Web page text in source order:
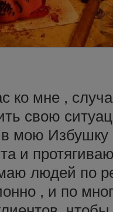
ко мне ,
свою
мою Избушку
и
людей по
, и по